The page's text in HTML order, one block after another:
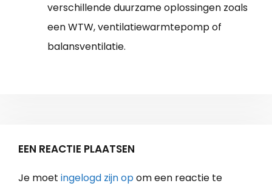
verschillende duurzame oplossingen zoals
een WTW, ventilatiewarmtepomp of
balansventilatie.
EEN REACTIE PLAATSEN
Je moet ingelogd zijn opom een reactie te